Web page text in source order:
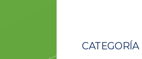
CATEGORÍA